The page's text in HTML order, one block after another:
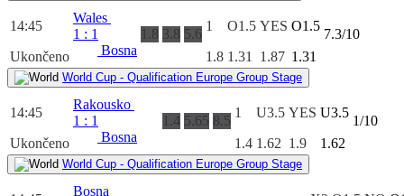
14:45
Ukončeno
Wales
1 : 1
Bosna
1.8 3.8 5.6
1
1.8
O1.5
1.31
YES
1.87
O1.5
1.31
7.3/10
World Cup - Qualification Europe Group Stage
14:45
Ukončeno
Rakousko
1 : 1
Bosna
1.4 5.65 8.5
1
1.4
U3.5
1.62
YES
1.9
U3.5
1.62
1/10
World Cup - Qualification Europe Group Stage
Bosna